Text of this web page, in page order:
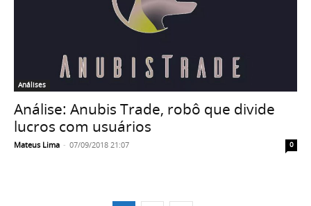
Análises
Análise: Anubis Trade, robô que divide
lucros com usuários
Mateus Lima - 07/09/2018 21:07 0